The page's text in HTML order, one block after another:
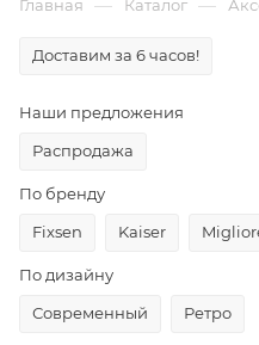
Главная — Каталог —
Доставим за 6 часов!
Наши предложения
Распродажа
По бренду
Fixsen
Kaiser
По дизайну
Современный
Ретро